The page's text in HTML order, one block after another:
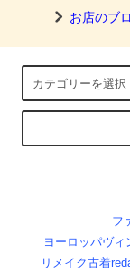
お店のブ
フ
ヨーロッパヴィ
リメイク古着